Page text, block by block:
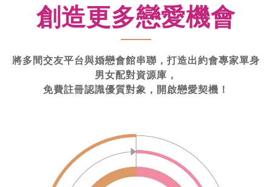
創造更多戀愛機會
將多間交友平台與婚戀會館串聯，打造出約會專家單身
男女配對資源庫，
免費註冊認識優質對象，開啟戀愛契機！